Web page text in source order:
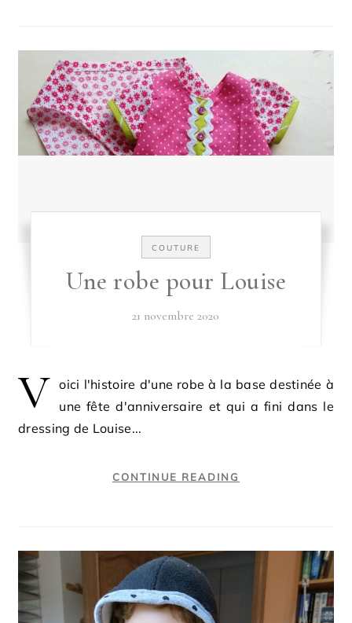
COUTURE
Une robe pour Louise
21 novembre 2020
V oici l'histoire d'une robe à la base destinée à
une fête d'anniversaire et qui a fini dans le
dressing de Louise...
CONTINUE READING